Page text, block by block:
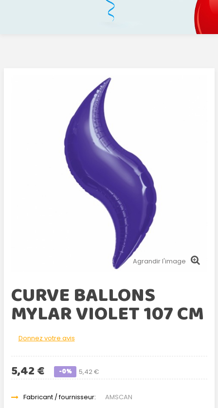
Agrandir l'image
CURVE BALLONS
MYLAR VIOLET 107 CM
Donnez votre avis
5,42 €
5,42 € -0%
Fabricant / fournisseur:
AMSCAN